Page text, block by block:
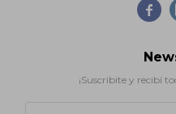

¡Suscribite y recibí